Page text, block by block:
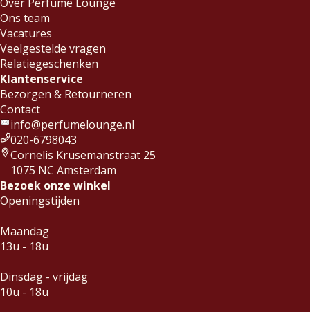
Ons team
Vacatures
Veelgestelde vragen
Relatiegeschenken
Klantenservice
Bezorgen & Retourneren
Contact
info@perfumelounge.nl
020-6798043
Cornelis Krusemanstraat 25
1075 NC Amsterdam
Bezoek onze winkel
Openingstijden
Maandag
13u - 18u
Dinsdag - vrijdag
10u - 18u